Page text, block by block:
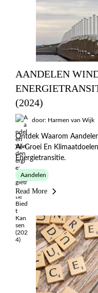
AANDELEN
(2024)
door: Harmen van Wijk
Ontdek Waarom
AI-Groei En
Energietransitie.
Aandelen
Read More